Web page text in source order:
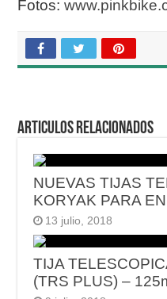
Fotos:
Articulos relacionados
NUEVAS TIJAS
KORYAK PARA
13 julio, 2018
TIJA
(TRS PLUS) –